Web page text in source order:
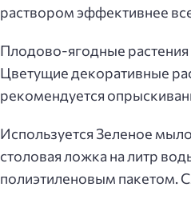
раствором эффективнее
Плодово-ягодные растения
Цветущие декоративные
рекомендуется
Используется Зеленое
столовая ложка на литр
полиэтиленовым пакетом.